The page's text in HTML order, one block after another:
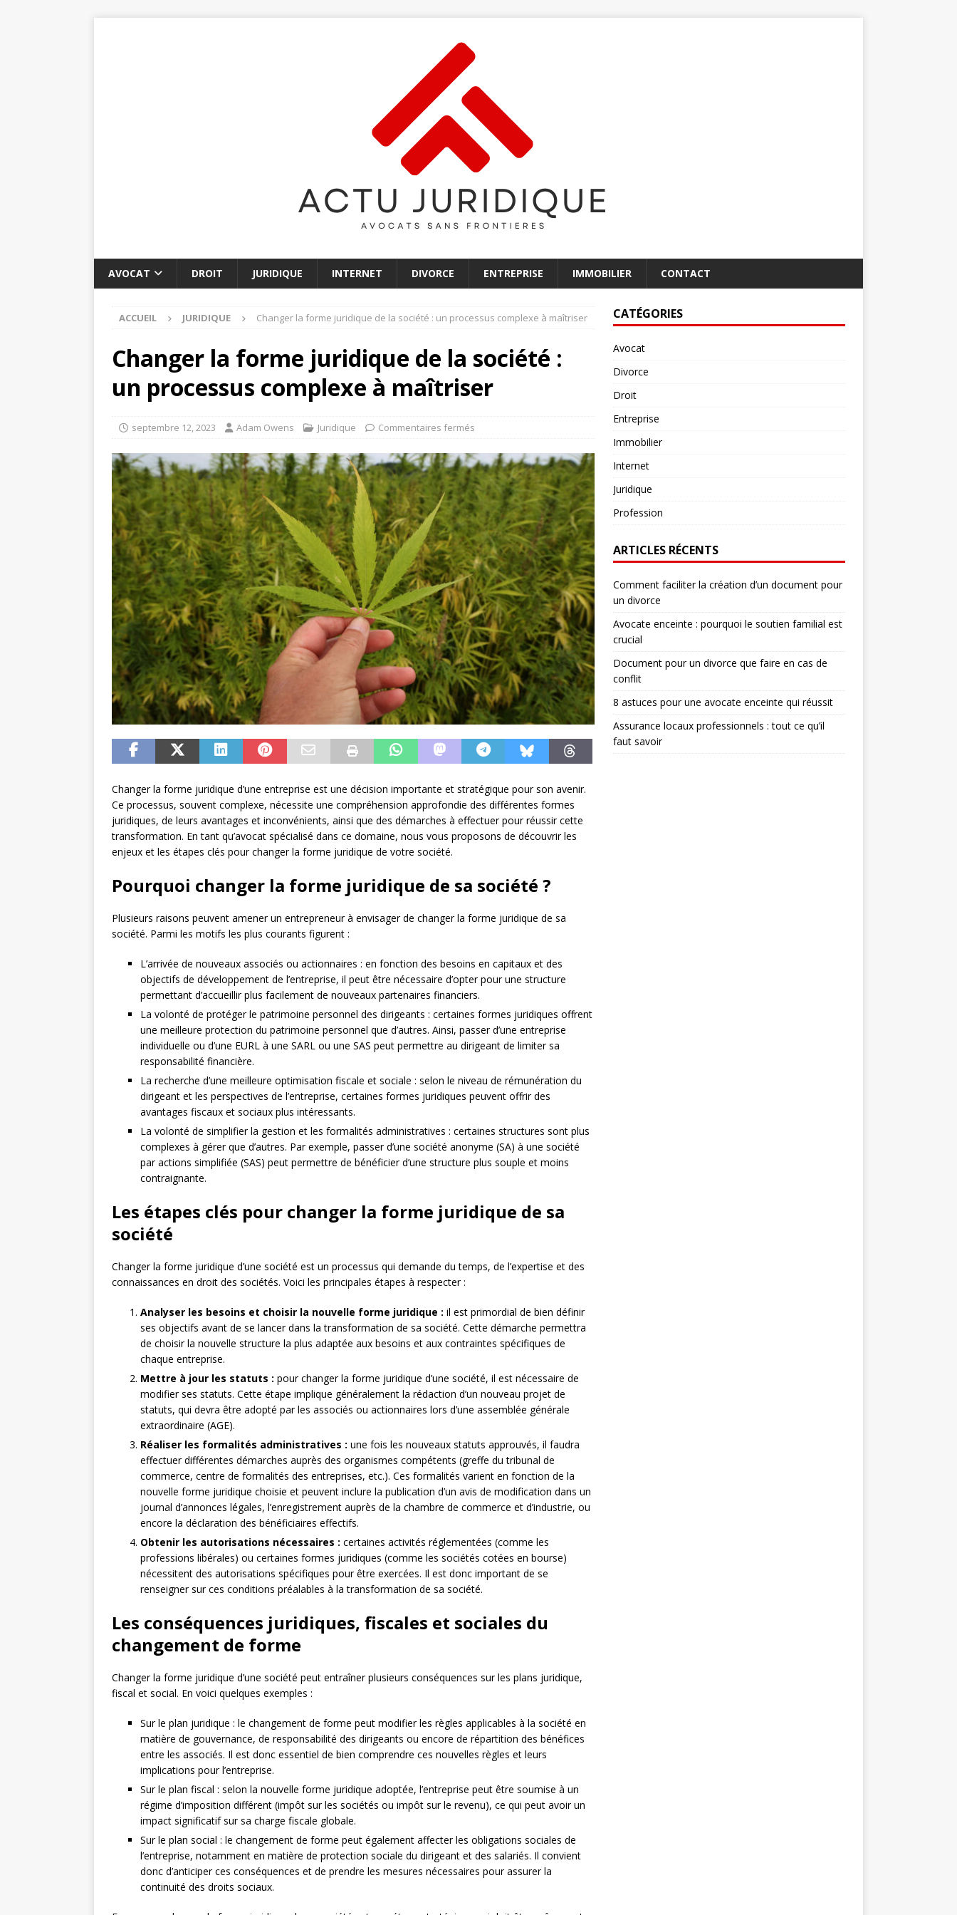
AVOCAT DROIT JURIDIQUE INTERNET DIVORCE ENTREPRISE IMMOBILIER CONTACT
ACCUEIL JURIDIQUE Changer la forme juridique de la société : un processus complexe à maîtriser
Changer la forme juridique de la société :
un processus complexe à maîtriser
septembre 12, 2023 Adam Owens Juridique Commentaires fermés
Changer la forme juridique d’une entreprise est une décision importante et stratégique pour son avenir.
Ce processus, souvent complexe, nécessite une compréhension approfondie des différentes formes
juridiques, de leurs avantages et inconvénients, ainsi que des démarches à effectuer pour réussir cette
transformation. En tant qu’avocat spécialisé dans ce domaine, nous vous proposons de découvrir les
enjeux et les étapes clés pour changer la forme juridique de votre société.
Pourquoi changer la forme juridique de sa société ?
Plusieurs raisons peuvent amener un entrepreneur à envisager de changer la forme juridique de sa
société. Parmi les motifs les plus courants figurent :
L’arrivée de nouveaux associés ou actionnaires : en fonction des besoins en capitaux et des
objectifs de développement de l’entreprise, il peut être nécessaire d’opter pour une structure
permettant d’accueillir plus facilement de nouveaux partenaires financiers.
La volonté de protéger le patrimoine personnel des dirigeants : certaines formes juridiques offrent
une meilleure protection du patrimoine personnel que d’autres. Ainsi, passer d’une entreprise
individuelle ou d’une EURL à une SARL ou une SAS peut permettre au dirigeant de limiter sa
responsabilité financière.
La recherche d’une meilleure optimisation fiscale et sociale : selon le niveau de rémunération du
dirigeant et les perspectives de l’entreprise, certaines formes juridiques peuvent offrir des
avantages fiscaux et sociaux plus intéressants.
La volonté de simplifier la gestion et les formalités administratives : certaines structures sont plus
complexes à gérer que d’autres. Par exemple, passer d’une société anonyme (SA) à une société
par actions simplifiée (SAS) peut permettre de bénéficier d’une structure plus souple et moins
contraignante.
Les étapes clés pour changer la forme juridique de sa
société
Changer la forme juridique d’une société est un processus qui demande du temps, de l’expertise et des
connaissances en droit des sociétés. Voici les principales étapes à respecter :
Analyser les besoins et choisir la nouvelle forme juridique : il est primordial de bien définir
ses objectifs avant de se lancer dans la transformation de sa société. Cette démarche permettra
de choisir la nouvelle structure la plus adaptée aux besoins et aux contraintes spécifiques de
chaque entreprise.
Mettre à jour les statuts : pour changer la forme juridique d’une société, il est nécessaire de
modifier ses statuts. Cette étape implique généralement la rédaction d’un nouveau projet de
statuts, qui devra être adopté par les associés ou actionnaires lors d’une assemblée générale
extraordinaire (AGE).
Réaliser les formalités administratives : une fois les nouveaux statuts approuvés, il faudra
effectuer différentes démarches auprès des organismes compétents (greffe du tribunal de
commerce, centre de formalités des entreprises, etc.). Ces formalités varient en fonction de la
nouvelle forme juridique choisie et peuvent inclure la publication d’un avis de modification dans un
journal d’annonces légales, l’enregistrement auprès de la chambre de commerce et d’industrie, ou
encore la déclaration des bénéficiaires effectifs.
Obtenir les autorisations nécessaires : certaines activités réglementées (comme les
professions libérales) ou certaines formes juridiques (comme les sociétés cotées en bourse)
nécessitent des autorisations spécifiques pour être exercées. Il est donc important de se
renseigner sur ces conditions préalables à la transformation de sa société.
Les conséquences juridiques, fiscales et sociales du
changement de forme
Changer la forme juridique d’une société peut entraîner plusieurs conséquences sur les plans juridique,
fiscal et social. En voici quelques exemples :
Sur le plan juridique : le changement de forme peut modifier les règles applicables à la société en
matière de gouvernance, de responsabilité des dirigeants ou encore de répartition des bénéfices
entre les associés. Il est donc essentiel de bien comprendre ces nouvelles règles et leurs
implications pour l’entreprise.
Sur le plan fiscal : selon la nouvelle forme juridique adoptée, l’entreprise peut être soumise à un
régime d’imposition différent (impôt sur les sociétés ou impôt sur le revenu), ce qui peut avoir un
impact significatif sur sa charge fiscale globale.
Sur le plan social : le changement de forme peut également affecter les obligations sociales de
l’entreprise, notamment en matière de protection sociale du dirigeant et des salariés. Il convient
donc d’anticiper ces conséquences et de prendre les mesures nécessaires pour assurer la
continuité des droits sociaux.
CATÉGORIES
Avocat
Divorce
Droit
Entreprise
Immobilier
Internet
Juridique
Profession
ARTICLES RÉCENTS
Comment faciliter la création d’un document pour
un divorce
Avocate enceinte : pourquoi le soutien familial est
crucial
Document pour un divorce que faire en cas de
conflit
8 astuces pour une avocate enceinte qui réussit
Assurance locaux professionnels : tout ce qu’il
faut savoir